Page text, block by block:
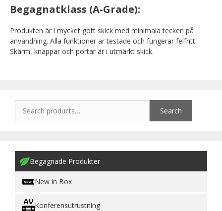
Begagnatklass (A-Grade):
Produkten är i mycket gott skick med minimala tecken på
användning. Alla funktioner är testade och fungerar felfritt.
Skärm, knappar och portar är i utmärkt skick.
Search
Begagnade Produkter
New in Box
Konferensutrustning